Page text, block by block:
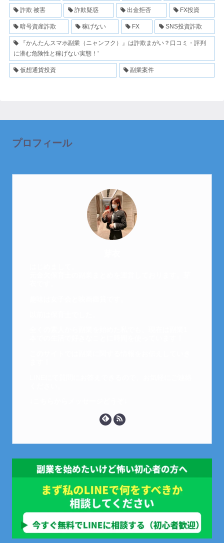
詐欺 被害 詐欺疑惑 出金拒否 FX投資
暗号資産詐欺 稼げない FX SNS投資詐欺
『かんたんスマホ副業（ニャンフク）』は詐欺まがい？口コミ・評判
に潜む危険性と稼げない実態！'
仮想通貨投資 副業案件
プロフィール